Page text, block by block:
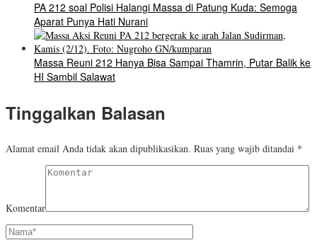
PA 212 soal Polisi Halangi Massa di Patung Kuda: Semoga
Aparat Punya Hati Nurani
Massa Reuni 212 Hanya Bisa Sampai Thamrin, Putar Balik ke
HI Sambil Salawat
Tinggalkan Balasan
Alamat email Anda tidak akan dipublikasikan. Ruas yang wajib ditandai *
Komentar